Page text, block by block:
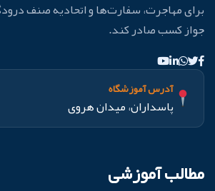
برای مهاجرت، سفارت‌ها و اتحادیه صنف
جواز کسب صادر کند.
آدرس آموزشگاه
پاسداران، میدان هروی
مطالب آموزشی